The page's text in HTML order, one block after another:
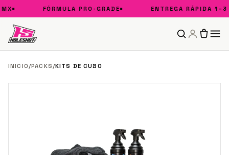
FÓRMULA PRO-GRADE ENTREGA RÁPIDA 1–3
INICIO/PACKS/KITS DE CUBO